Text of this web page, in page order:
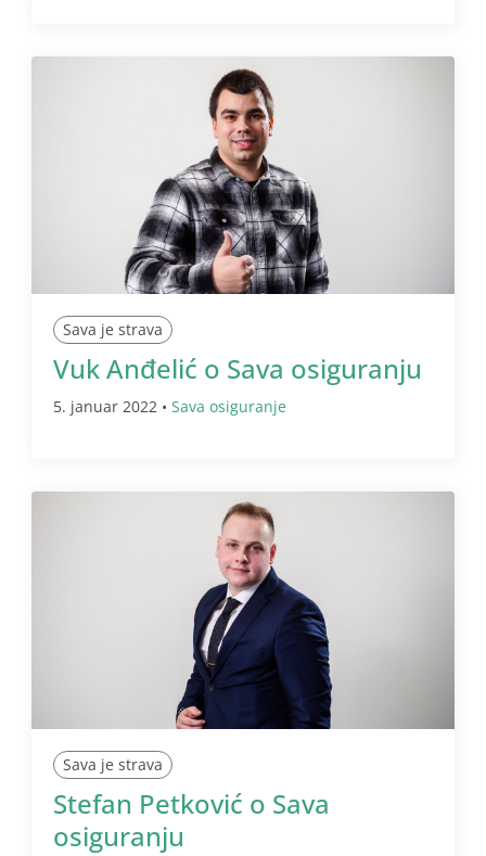
Sava je strava
Vuk Anđelić o Sava osiguranju
5. januar 2022 • Sava osiguranje
Sava je strava
Stefan Petković o Sava
osiguranju